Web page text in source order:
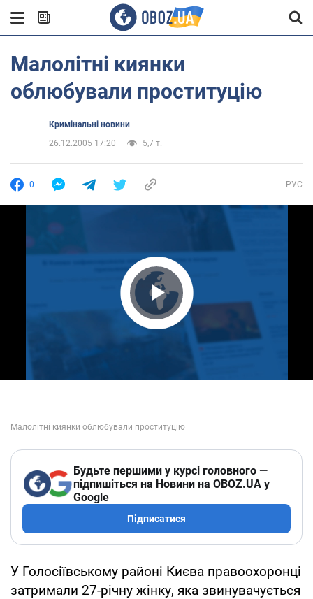
Малолітні киянки
облюбували проституцію
Кримінальні новини
26.12.2005 17:20
5,7 т.
0 РУС
Play Video
Будьте першими у курсі головного —
підпишіться на Новини на OBOZ.UA у
Google
Підписатися
У Голосіївському районі Києва правоохоронці
затримали 27-річну жінку, яка звинувачується